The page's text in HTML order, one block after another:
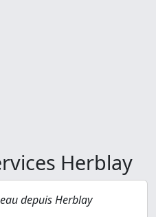
Herblay
depuis Herblay